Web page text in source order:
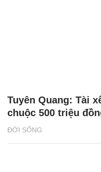
ĐỜI SỐNG
Tuyên Quang: Tài
chuộc 500 triệu